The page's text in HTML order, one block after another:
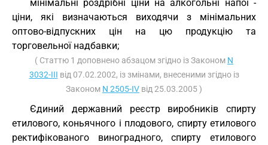
мінімальні роздрібні ціни на алкогольні напої -
ціни, які визначаються виходячи з мінімальних
оптово-відпускних цін на цю продукцію та
торговельної надбавки;
( Статтю 1 доповнено абзацом згідно із Законом N
3032-III від 07.02.2002, із змінами, внесеними згідно із
Законом N 2505-IV від 25.03.2005 )
Єдиний державний реєстр виробників спирту
етилового, коньячного і плодового, спирту етилового
ректифікованого виноградного, спирту етилового